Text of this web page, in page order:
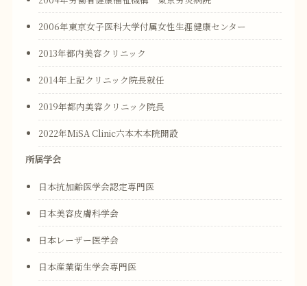
2006年東京女子医科大学付属女性生涯健康センター
2013年都内美容クリニック
2014年上記クリニック院長就任
2019年都内美容クリニック院長
2022年MiSA Clinic六本木本院開設
所属学会
日本抗加齢医学会認定専門医
日本美容皮膚科学会
日本レーザー医学会
日本産業衛生学会専門医